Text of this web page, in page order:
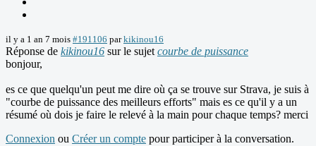
il y a 1 an 7 mois #191106 parkikinou16
Réponse de kikinou16 sur le sujet courbe de puissance
bonjour,
es ce que quelqu'un peut me dire où ça se trouve sur Strava, je suis à
"courbe de puissance des meilleurs efforts" mais es ce qu'il y a un
résumé où dois je faire le relevé à la main pour chaque temps? merci
Connexion ou Créer un compte pour participer à la conversation.